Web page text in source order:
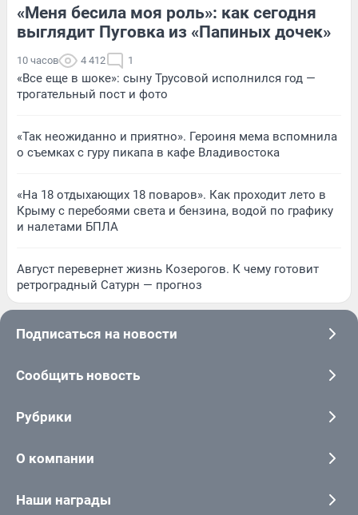
«Меня бесила моя роль»: как сегодня
выглядит Пуговка из «Папиных дочек»
10 часов 4 412 1
«Все еще в шоке»: сыну Трусовой исполнился год —
трогательный пост и фото
«Так неожиданно и приятно». Героиня мема вспомнила
о съемках с гуру пикапа в кафе Владивостока
«На 18 отдыхающих 18 поваров». Как проходит лето в
Крыму с перебоями света и бензина, водой по графику
и налетами БПЛА
Август перевернет жизнь Козерогов. К чему готовит
ретроградный Сатурн — прогноз
Подписаться на новости
Сообщить новость
Рубрики
О компании
Наши награды